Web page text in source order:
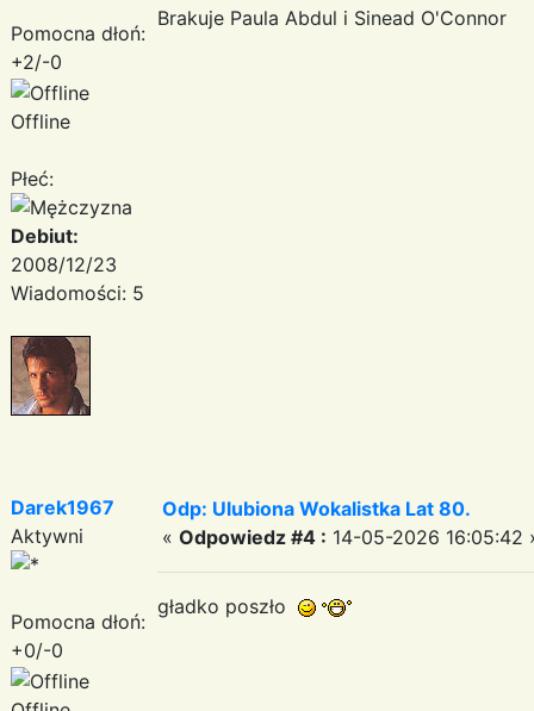
Pomocna dłoń:
+2/-0
Offline
Płeć:
Debiut:
2008/12/23
Wiadomości: 5
Brakuje Paula Abdul i Sinead O'Connor
Darek1967
Aktywni
Pomocna dłoń:
+0/-0
Odp: Ulubiona Wokalistka Lat 80.
« Odpowiedz #4 : 14-05-2026 16:05:42
gładko poszło